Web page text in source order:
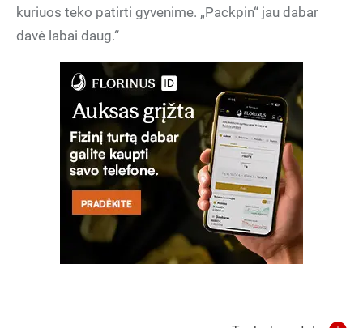
kuriuos teko patirti gyvenime. „Packpin“ jau dabar
davė labai daug.“